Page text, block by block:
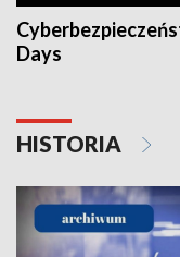
Days
HISTORIA